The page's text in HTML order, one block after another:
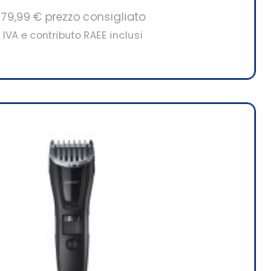
79,99 € prezzo consigliato
IVA e contributo RAEE inclusi